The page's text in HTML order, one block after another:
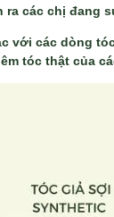
các chị đang
với các dòng
tóc thật của